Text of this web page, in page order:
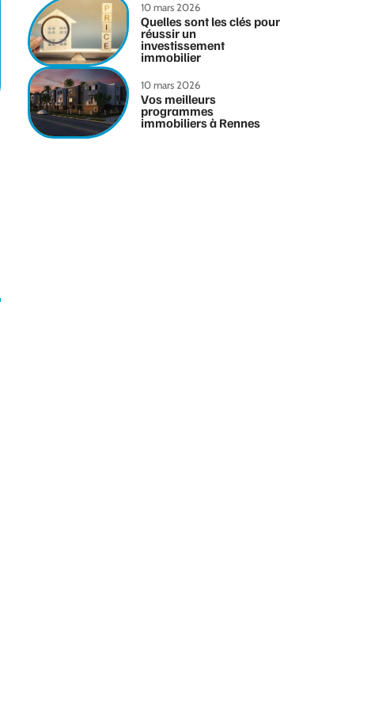
10 mars 2026
Quelles sont les clés pour
réussir un
investissement
immobilier
10 mars 2026
Vos meilleurs
programmes
immobiliers à Rennes